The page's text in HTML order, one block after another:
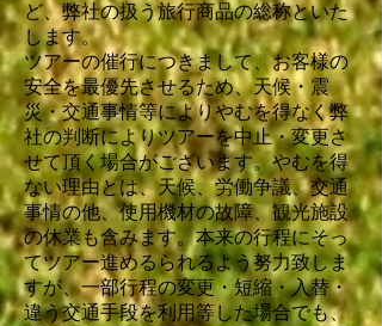
ど、弊社の扱う旅行商品の総称といた
します。
ツアーの催行につきまして、お客様の
安全を最優先させるため、天候・震
災・交通事情等によりやむを得なく弊
社の判断によりツアーを中止・変更さ
せて頂く場合がございます。やむを得
ない理由とは、天候、労働争議、交通
事情の他、使用機材の故障、観光施設
の休業も含みます。本来の行程にそっ
てツアー進めるられるよう努力致しま
すが、一部行程の変更・短縮・入替・
違う交通手段を利用等した場合でも、